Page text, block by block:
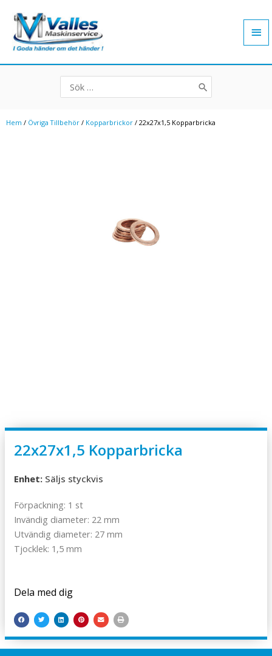
innehåll
Search
for:
Hem / Övriga Tillbehör / Kopparbrickor / 22x27x1,5 Kopparbricka
22x27x1,5 Kopparbricka
Enhet: Säljs styckvis
Förpackning: 1 st
Invändig diameter: 22 mm
Utvändig diameter: 27 mm
Tjocklek: 1,5 mm
Dela med dig